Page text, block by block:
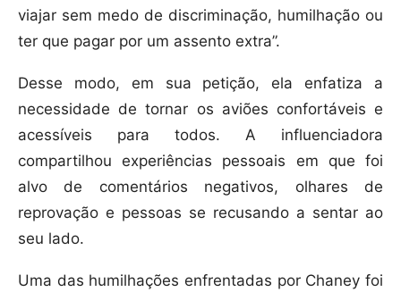
viajar sem medo de discriminação, humilhação ou
ter que pagar por um assento extra”.
Desse modo, em sua petição, ela enfatiza a
necessidade de tornar os aviões confortáveis e
acessíveis para todos. A influenciadora
compartilhou experiências pessoais em que foi
alvo de comentários negativos, olhares de
reprovação e pessoas se recusando a sentar ao
seu lado.
Uma das humilhações enfrentadas por Chaney foi